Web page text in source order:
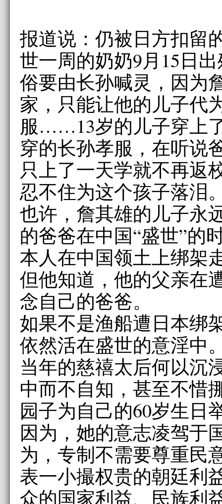
报道说：仍被日方扣留
世一周的奶奶9月15日
俗要由长孙喊灵，因为
家，只能让他的儿子代
服……13岁的儿子穿上
穿的长孙孝服，在听说
只上了一天学就不再
忍不住为这个孩子落泪
也许，詹其雄的儿子永
的爸爸在中国“盛世”的
本人在中国领土上绑架
但他知道，他的父亲在
念自己的爸爸。
如果不是渔船遭日本绑
依然活在盛世的意淫中
当年的慈禧太后何以沉
中而不自知，甚至不惜
园子为自己的60岁生日
因为，她的意志凌驾于
为，专制不需要尊重民
表一小撮权贵的朝廷利
众的国家利益、民族利